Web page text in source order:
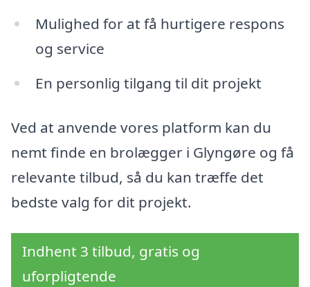
Mulighed for at få hurtigere respons
og service
En personlig tilgang til dit projekt
Ved at anvende vores platform kan du
nemt finde en brolægger i Glyngøre og få
relevante tilbud, så du kan træffe det
bedste valg for dit projekt.
Indhent 3 tilbud, gratis og
uforpligtende